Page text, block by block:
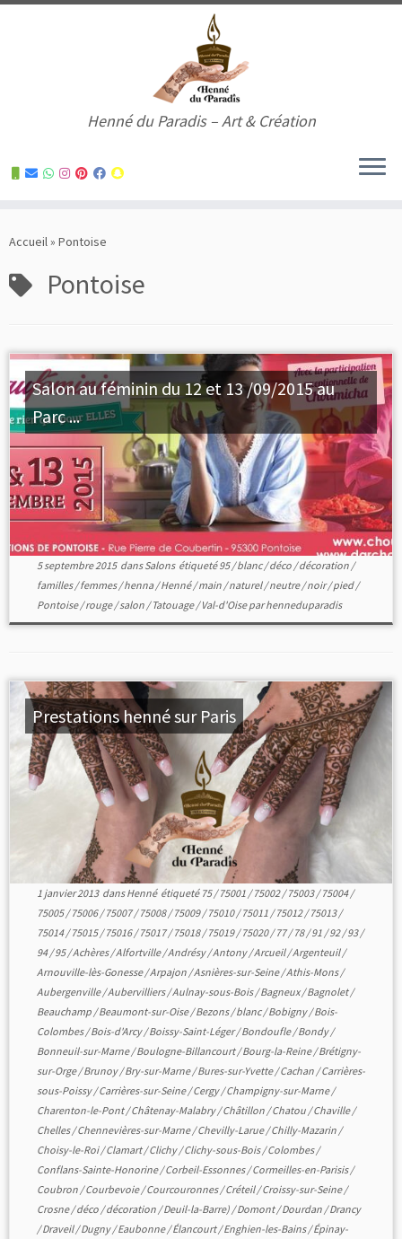
to
Henné du Paradis – Art & Création
Accueil» Pontoise
Pontoise
Salon au féminin du 12 et 13 /09/2015 au
Parc ...
5 septembre 2015dansSalons étiqueté95/blanc/déco /décoration /
familles/femmes/henna/Henné/main /naturel/neutre/noir/pied/
Pontoise/rouge/salon /Tatouage/Val-d'Oiseparhenneduparadis
Prestations henné sur Paris
1 janvier 2013dansHenné étiqueté 75/75001 /75002/75003/75004/
75005/75006/75007/75008/75009/75010/75011 /75012/75013/
75014/75015/75016/75017/75018/75019/75020/77/78/91 /92/93/
94/95/Achères/Alfortville/Andrésy/Antony/Arcueil/Argenteuil/
Arnouville-lès-Gonesse/Arpajon /Asnières-sur-Seine/Athis-Mons/
Aubergenville/Aubervilliers/Aulnay-sous-Bois/Bagneux/Bagnolet/
Beauchamp /Beaumont-sur-Oise/Bezons/blanc/Bobigny/Bois-
Colombes/Bois-d'Arcy/Boissy-Saint-Léger/Bondoufle/Bondy/
Bonneuil-sur-Marne/Boulogne-Billancourt/Bourg-la-Reine/Brétigny-
sur-Orge/Brunoy/Bry-sur-Marne/Bures-sur-Yvette/Cachan /Carrières-
sous-Poissy/Carrières-sur-Seine/Cergy/Champigny-sur-Marne/
Charenton-le-Pont/Châtenay-Malabry/Châtillon /Chatou /Chaville/
Chelles/Chennevières-sur-Marne/Chevilly-Larue/Chilly-Mazarin /
Choisy-le-Roi/Clamart/Clichy/Clichy-sous-Bois/Colombes/
Conflans-Sainte-Honorine/Corbeil-Essonnes/Cormeilles-en-Parisis/
Coubron /Courbevoie/Courcouronnes/Créteil/Croissy-sur-Seine/
Crosne/déco /décoration /Deuil-la-Barre) /Domont/Dourdan /Drancy
/Draveil/Dugny/Eaubonne/Élancourt/Enghien-les-Bains/Épinay-